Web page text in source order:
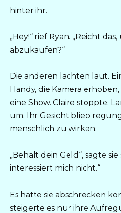
hinter ihr.
„Hey!“ rief Ryan. „Reicht
abzukaufen?“
Die anderen lachten laut.
Handy, die Kamera
eine Show. Claire stoppte.
um. Ihr Gesicht blieb
menschlich zu wirken.
„Behalt dein Geld“, sagte sie
interessiert mich nicht.“
Es hätte sie abschrecken
steigerte es nur ihre